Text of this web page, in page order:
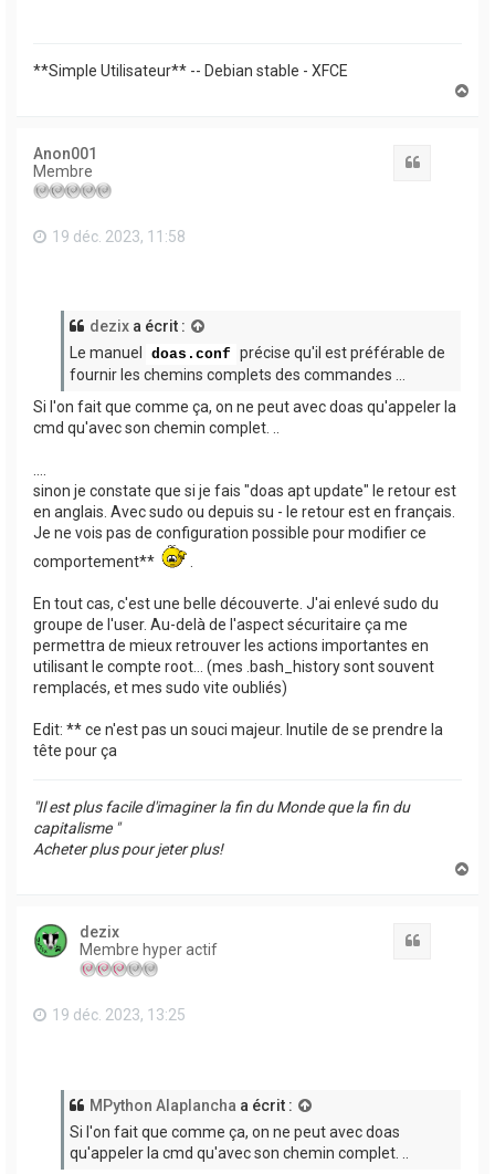
**Simple Utilisateur** -- Debian stable - XFCE
Anon001
Membre
19 déc. 2023, 11:58
dezix a écrit :
Le manuel
doas.conf précise qu'il est préférable de
fournir les chemins complets des commandes ...
Si l'on fait que comme ça, on ne peut avec doas qu'appeler la
cmd qu'avec son chemin complet. ..
....
sinon je constate que si je fais "doas apt update" le retour est
en anglais. Avec sudo ou depuis su - le retour est en français.
Je ne vois pas de configuration possible pour modifier ce
comportement**
.
En tout cas, c'est une belle découverte. J'ai enlevé sudo du
groupe de l'user. Au-delà de l'aspect sécuritaire ça me
permettra de mieux retrouver les actions importantes en
utilisant le compte root... (mes .bash_history sont souvent
remplacés, et mes sudo vite oubliés)
Edit: ** ce n'est pas un souci majeur. Inutile de se prendre la
tête pour ça
"Il est plus facile d'imaginer la fin du Monde que la fin du
capitalisme "
Acheter plus pour jeter plus!
dezix
Membre hyper actif
19 déc. 2023, 13:25
MPython Alaplancha a écrit :
Si l'on fait que comme ça, on ne peut avec doas
qu'appeler la cmd qu'avec son chemin complet. ..